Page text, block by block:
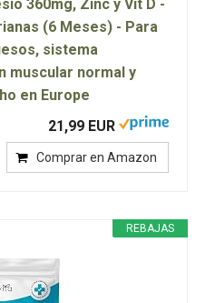
360mg, Zinc y Vit D -
(6 Meses) - Para
sistema
muscular normal y
en Europe
21,99 EUR
Comprar en Amazon
REBAJAS